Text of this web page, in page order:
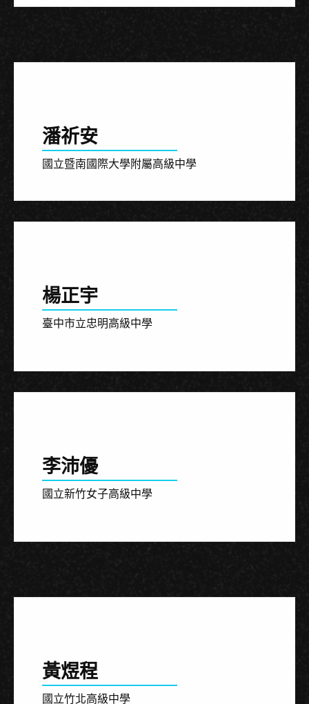
潘祈安
國立暨南國際大學附屬高級中學
楊正宇
臺中市立忠明高級中學
李沛優
國立新竹女子高級中學
黃煜程
國立竹北高級中學